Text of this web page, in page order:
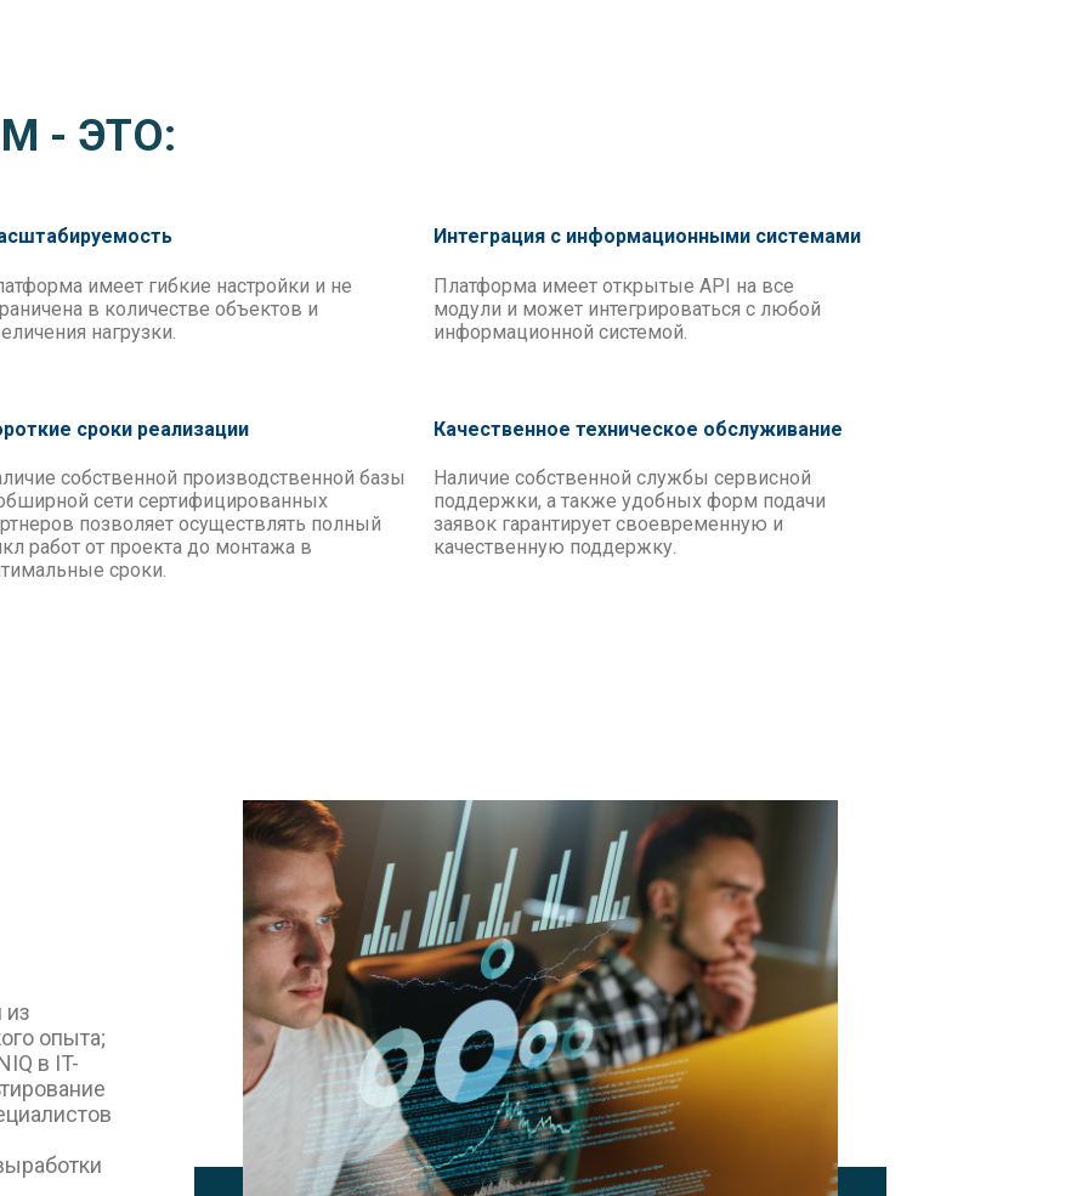
- ЭТО:
имеет гибкие настройки и не
в количестве объектов и
нагрузки.
Интеграция с информационными системами
Платформа имеет открытые API на все
модули и может интегрироваться с любой
информационной системой.
сроки реализации
собственной производственной базы
сети сертифицированных
позволяет осуществлять полный
работ от проекта до монтажа в
сроки.
Качественное техническое обслуживание
Наличие собственной службы сервисной
поддержки, а также удобных форм подачи
заявок гарантирует своевременную и
качественную поддержку.
из
опыта;
в IT-